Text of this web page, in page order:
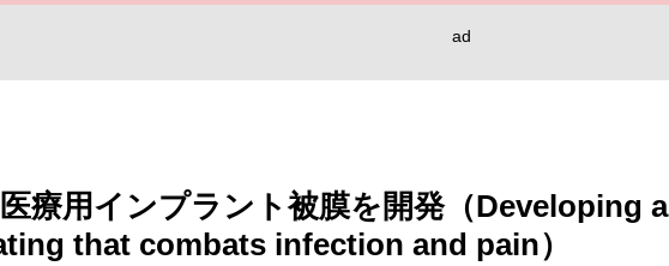
ad
療用インプラント被膜を開発（Developing a
that combats infection and pain）